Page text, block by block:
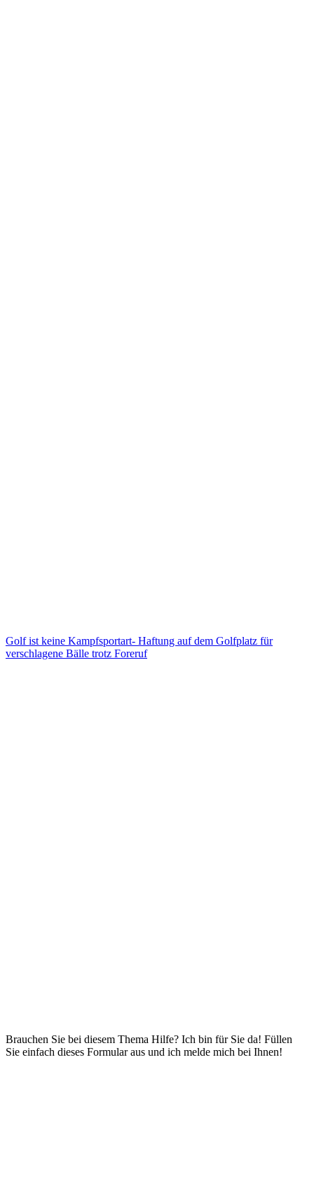
Golf ist keine Kampfsportart- Haftung auf dem Golfplatz für
verschlagene Bälle trotz Foreruf
Brauchen Sie bei diesem Thema Hilfe? Ich bin für Sie da! Füllen
Sie einfach dieses Formular aus und ich melde mich bei Ihnen!